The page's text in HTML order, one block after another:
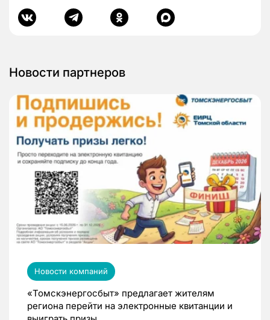
Новости партнеров
Новости компаний
«Томскэнергосбыт» предлагает жителям
региона перейти на электронные квитанции и